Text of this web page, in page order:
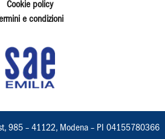
Cookie policy
e condizioni
985 – 41122, Modena – PI 04155780366